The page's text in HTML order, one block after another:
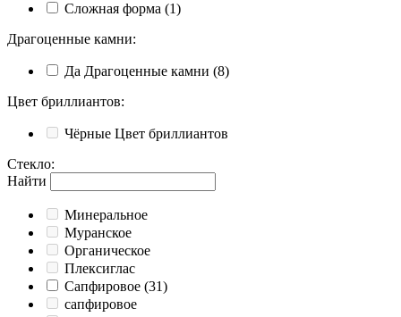
Сложная форма (1)
Драгоценные камни:
Да Драгоценные камни (8)
Цвет бриллиантов:
Чёрные Цвет бриллиантов
Стекло:
Найти
Минеральное
Муранское
Органическое
Плексиглас
Сапфировое (31)
сапфировое